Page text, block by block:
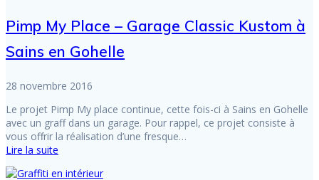
Pimp My Place – Garage Classic Kustom à
Sains en Gohelle
28 novembre 2016
Le projet Pimp My place continue, cette fois-ci à Sains en Gohelle
avec un graff dans un garage. Pour rappel, ce projet consiste à
vous offrir la réalisation d’une fresque…
Lire la suite